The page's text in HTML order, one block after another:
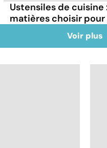
Ustensiles de cuisine
matières choisir pour
Voir plus